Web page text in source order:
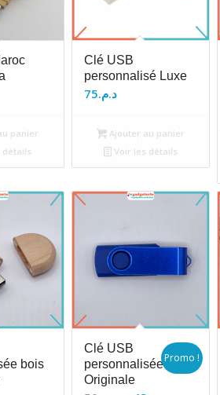
panier
détails
Clé USB
personnalisé Luxe
د.م.75
Ajouter au panier
Voir les détails
bois
Clé USB
personnalisée
Originale
Promo !